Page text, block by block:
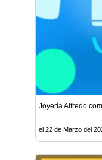
Joyería Alfredo
el 22 de Marzo del